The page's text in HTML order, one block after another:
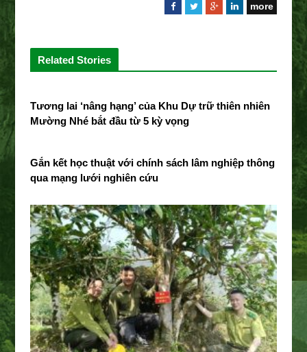
F
b
T
t
G
l
+
L
e
more
Related Stories
Tương lai ‘nâng hạng’ của Khu Dự trữ thiên nhiên
Mường Nhé bắt đầu từ 5 kỳ vọng
Gắn kết học thuật với chính sách lâm nghiệp thông
qua mạng lưới nghiên cứu